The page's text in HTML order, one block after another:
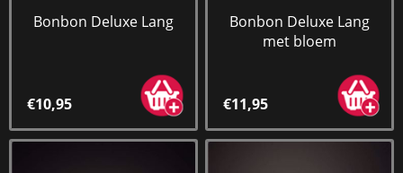
Bonbon Deluxe Lang
€10,95
Bonbon Deluxe Lang
met bloem
€11,95